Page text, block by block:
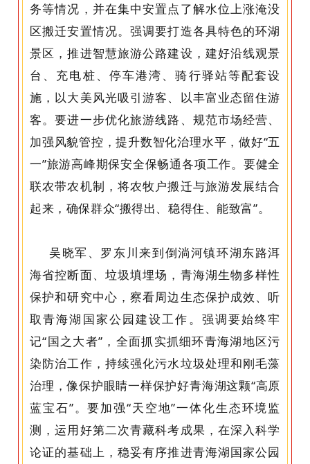
务等情况，并在集中安置点了解水位上涨淹没
区搬迁安置情况。强调要打造各具特色的环湖
景区，推进智慧旅游公路建设，建好沿线观景
台、充电桩、停车港湾、骑行驿站等配套设
施，以大美风光吸引游客、以丰富业态留住游
客。要进一步优化旅游线路、规范市场经营、
加强风貌管控，提升数智化治理水平，做好“五
一”旅游高峰期保安全保畅通各项工作。要健全
联农带农机制，将农牧户搬迁与旅游发展结合
起来，确保群众“搬得出、稳得住、能致富”。
吴晓军、罗东川来到倒淌河镇环湖东路洱
海省控断面、垃圾填埋场，青海湖生物多样性
保护和研究中心，察看周边生态保护成效、听
取青海湖国家公园建设工作。强调要始终牢
记“国之大者”，全面抓实抓细环青海湖地区污
染防治工作，持续强化污水垃圾处理和刚毛藻
治理，像保护眼睛一样保护好青海湖这颗“高原
蓝宝石”。要加强“天空地”一体化生态环境监
测，运用好第二次青藏科考成果，在深入科学
论证的基础上，稳妥有序推进青海湖国家公园